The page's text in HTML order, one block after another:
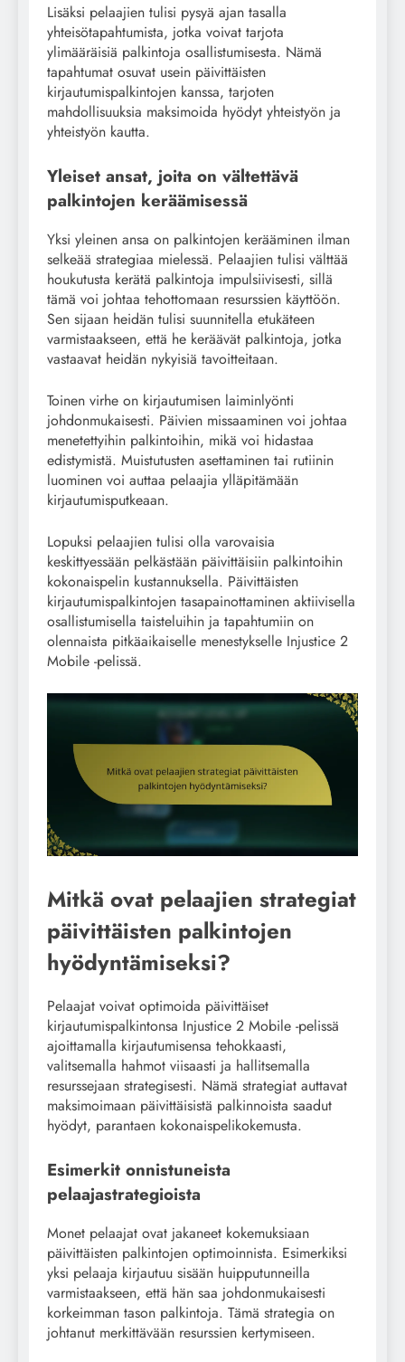
Lisäksi pelaajien tulisi pysyä ajan tasalla
yhteisötapahtumista, jotka voivat tarjota
ylimääräisiä palkintoja osallistumisesta. Nämä
tapahtumat osuvat usein päivittäisten
kirjautumispalkintojen kanssa, tarjoten
mahdollisuuksia maksimoida hyödyt yhteistyön ja
yhteistyön kautta.
Yleiset ansat, joita on vältettävä
palkintojen keräämisessä
Yksi yleinen ansa on palkintojen kerääminen ilman
selkeää strategiaa mielessä. Pelaajien tulisi välttää
houkutusta kerätä palkintoja impulsiivisesti, sillä
tämä voi johtaa tehottomaan resurssien käyttöön.
Sen sijaan heidän tulisi suunnitella etukäteen
varmistaakseen, että he keräävät palkintoja, jotka
vastaavat heidän nykyisiä tavoitteitaan.
Toinen virhe on kirjautumisen laiminlyönti
johdonmukaisesti. Päivien missaaminen voi johtaa
menetettyihin palkintoihin, mikä voi hidastaa
edistymistä. Muistutusten asettaminen tai rutiinin
luominen voi auttaa pelaajia ylläpitämään
kirjautumisputkeaan.
Lopuksi pelaajien tulisi olla varovaisia
keskittyessään pelkästään päivittäisiin palkintoihin
kokonaispelin kustannuksella. Päivittäisten
kirjautumispalkintojen tasapainottaminen aktiivisella
osallistumisella taisteluihin ja tapahtumiin on
olennaista pitkäaikaiselle menestykselle Injustice 2
Mobile -pelissä.
Mitkä ovat pelaajien strategiat
päivittäisten palkintojen
hyödyntämiseksi?
Pelaajat voivat optimoida päivittäiset
kirjautumispalkintonsa Injustice 2 Mobile -pelissä
ajoittamalla kirjautumisensa tehokkaasti,
valitsemalla hahmot viisaasti ja hallitsemalla
resurssejaan strategisesti. Nämä strategiat auttavat
maksimoimaan päivittäisistä palkinnoista saadut
hyödyt, parantaen kokonaispelikokemusta.
Esimerkit onnistuneista
pelaajastrategioista
Monet pelaajat ovat jakaneet kokemuksiaan
päivittäisten palkintojen optimoinnista. Esimerkiksi
yksi pelaaja kirjautuu sisään huipputunneilla
varmistaakseen, että hän saa johdonmukaisesti
korkeimman tason palkintoja. Tämä strategia on
johtanut merkittävään resurssien kertymiseen.